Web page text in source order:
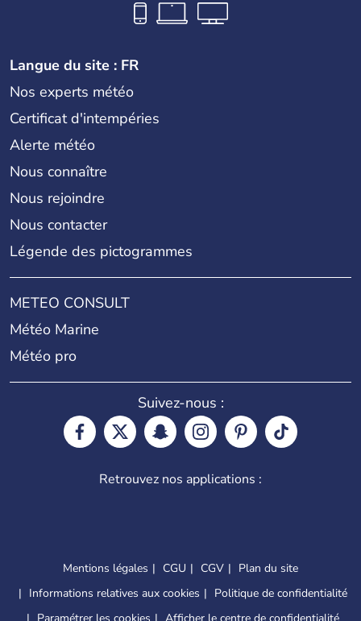
Langue du site : FR
Nos experts météo
Certificat d'intempéries
Alerte météo
Nous connaître
Nous rejoindre
Nous contacter
Légende des pictogrammes
METEO CONSULT
Météo Marine
Météo pro
Suivez-nous :
Retrouvez nos applications :
Mentions légales CGU CGV
Plan du site
Informations relatives aux cookies
Politique de confidentialité